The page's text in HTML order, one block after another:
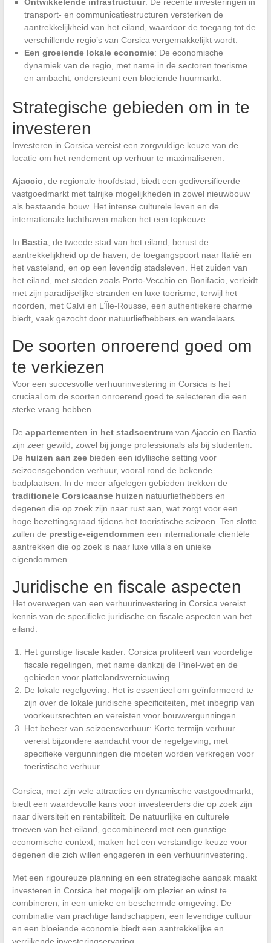
transport- en communicatiestructuren versterken de
aantrekkelijkheid van het eiland, waardoor de toegang tot de
verschillende regio’s van Corsica vergemakkelijkt wordt.
Een groeiende lokale economie: De economische
dynamiek van de regio, met name in de sectoren toerisme
en ambacht, ondersteunt een bloeiende huurmarkt.
Strategische gebieden om in te
investeren
Investeren in Corsica vereist een zorgvuldige keuze van de
locatie om het rendement op verhuur te maximaliseren.
Ajaccio , de regionale hoofdstad, biedt een gediversifieerde
vastgoedmarkt met talrijke mogelijkheden in zowel nieuwbouw
als bestaande bouw. Het intense culturele leven en de
internationale luchthaven maken het een topkeuze.
In Bastia, de tweede stad van het eiland, berust de
aantrekkelijkheid op de haven, de toegangspoort naar Italië en
het vasteland, en op een levendig stadsleven. Het zuiden van
het eiland, met steden zoals Porto-Vecchio en Bonifacio, verleidt
met zijn paradijselijke stranden en luxe toerisme, terwijl het
noorden, met Calvi en L’Île-Rousse, een authentiekere charme
biedt, vaak gezocht door natuurliefhebbers en wandelaars.
De soorten onroerend goed om
te verkiezen
Voor een succesvolle verhuurinvestering in Corsica is het
cruciaal om de soorten onroerend goed te selecteren die een
sterke vraag hebben.
De appartementen in het stadscentrumvan Ajaccio en Bastia
zijn zeer gewild, zowel bij jonge professionals als bij studenten.
De huizen aan zeebieden een idyllische setting voor
seizoensgebonden verhuur, vooral rond de bekende
badplaatsen. In de meer afgelegen gebieden trekken de
traditionele Corsicaanse huizen natuurliefhebbers en
degenen die op zoek zijn naar rust aan, wat zorgt voor een
hoge bezettingsgraad tijdens het toeristische seizoen. Ten slotte
zullen de prestige-eigendommen een internationale clientèle
aantrekken die op zoek is naar luxe villa’s en unieke
eigendommen.
Juridische en fiscale aspecten
Het overwegen van een verhuurinvestering in Corsica vereist
kennis van de specifieke juridische en fiscale aspecten van het
eiland.
Het gunstige fiscale kader: Corsica profiteert van voordelige
fiscale regelingen, met name dankzij de Pinel-wet en de
gebieden voor plattelandsvernieuwing.
De lokale regelgeving: Het is essentieel om geïnformeerd te
zijn over de lokale juridische specificiteiten, met inbegrip van
voorkeursrechten en vereisten voor bouwvergunningen.
Het beheer van seizoensverhuur: Korte termijn verhuur
vereist bijzondere aandacht voor de regelgeving, met
specifieke vergunningen die moeten worden verkregen voor
toeristische verhuur.
Corsica, met zijn vele attracties en dynamische vastgoedmarkt,
biedt een waardevolle kans voor investeerders die op zoek zijn
naar diversiteit en rentabiliteit. De natuurlijke en culturele
troeven van het eiland, gecombineerd met een gunstige
economische context, maken het een verstandige keuze voor
degenen die zich willen engageren in een verhuurinvestering.
Met een rigoureuze planning en een strategische aanpak maakt
investeren in Corsica het mogelijk om plezier en winst te
combineren, in een unieke en beschermde omgeving. De
combinatie van prachtige landschappen, een levendige cultuur
en een bloeiende economie biedt een aantrekkelijke en